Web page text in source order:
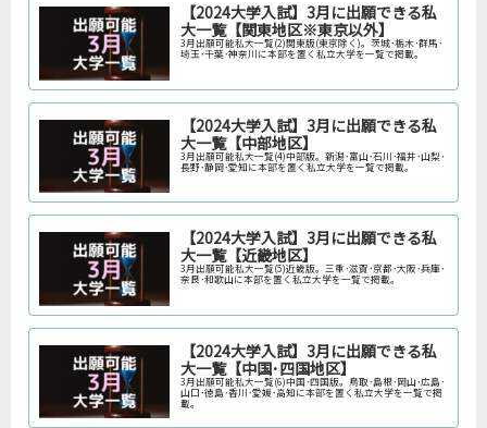
【2024大学入試】3月に出願できる私
大一覧【関東地区※東京以外】
3月出願可能私大一覧(2)関東版(東京除く)。茨城･栃木･群馬･
埼玉･千葉･神奈川に本部を置く私立大学を一覧で掲載。
【2024大学入試】3月に出願できる私
大一覧【中部地区】
3月出願可能私大一覧(4)中部版。新潟･富山･石川･福井･山梨･
長野･静岡･愛知に本部を置く私立大学を一覧で掲載。
【2024大学入試】3月に出願できる私
大一覧【近畿地区】
3月出願可能私大一覧(5)近畿版。三重･滋賀･京都･大阪･兵庫･
奈良･和歌山に本部を置く私立大学を一覧で掲載。
【2024大学入試】3月に出願できる私
大一覧【中国･四国地区】
3月出願可能私大一覧(6)中国･四国版。鳥取･島根･岡山･広島･
山口･徳島･香川･愛媛･高知に本部を置く私立大学を一覧で掲
載。